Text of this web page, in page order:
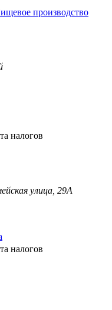
производство
налогов
улица, 29А
налогов